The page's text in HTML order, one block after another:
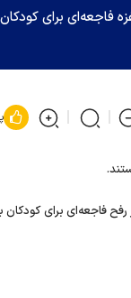
فاجعه‌ای برای
فاجعه‌ای برای کودکان